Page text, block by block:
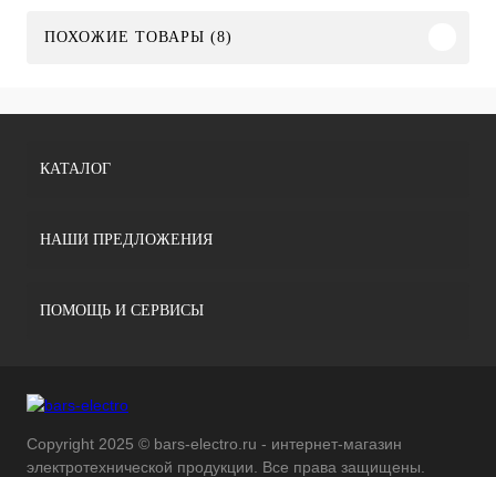
ПОХОЖИЕ ТОВАРЫ (8)
КАТАЛОГ
НАШИ ПРЕДЛОЖЕНИЯ
ПОМОЩЬ И СЕРВИСЫ
Copyright 2025 © bars-electro.ru - интернет-магазин
электротехнической продукции. Все права защищены.